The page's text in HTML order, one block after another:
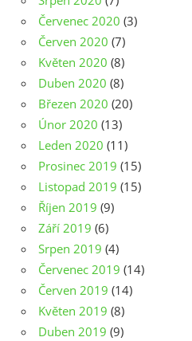
Červenec 2020 (3)
Červen 2020 (7)
Květen 2020 (8)
Duben 2020 (8)
Březen 2020 (20)
Únor 2020 (13)
Leden 2020 (11)
Prosinec 2019 (15)
Listopad 2019 (15)
Říjen 2019 (9)
Září 2019 (6)
Srpen 2019 (4)
Červenec 2019 (14)
Červen 2019 (14)
Květen 2019 (8)
Duben 2019 (9)